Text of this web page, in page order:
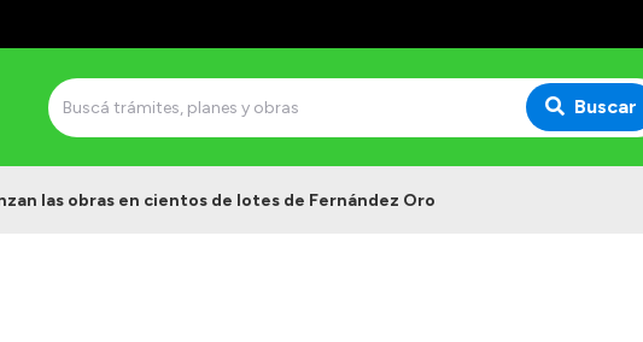
Buscar
las obras en cientos de lotes de Fernández Oro